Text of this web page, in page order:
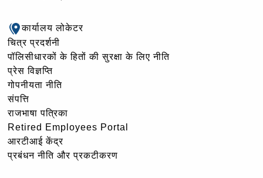
कार्यालय लोकेटर
चित्र प्रदर्शनी
पॉलिसीधारकों के हितों की सुरक्षा के लिए नीति
प्रेस विज्ञप्ति
गोपनीयता नीति
संपत्ति
राजभाषा पत्रिका
Retired Employees Portal
आरटीआई केंद्र
प्रबंधन नीति और प्रकटीकरण